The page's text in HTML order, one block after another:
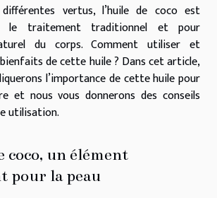
vertus, l’huile de coco est
le traitement traditionnel et pour
du corps. Comment utiliser et
de cette huile ? Dans cet article,
l’importance de cette huile pour
et nous vous donnerons des conseils
utilisation.
coco, un élément
pour la peau